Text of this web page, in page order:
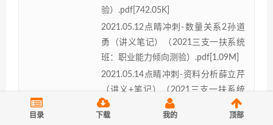
验）.pdf[742.05K]
2021.05.12点睛冲刺-数量关系2孙道
勇（讲义笔记）（2021三支一扶系统
班：职业能力倾向测验）.pdf[1.09M]
2021.05.14点睛冲刺-资料分析薛立芹
（讲义+笔记）（2021三支一扶系统
班：职业能力倾向测验）.pdf[1.75M]
目录 下载 我的 顶部